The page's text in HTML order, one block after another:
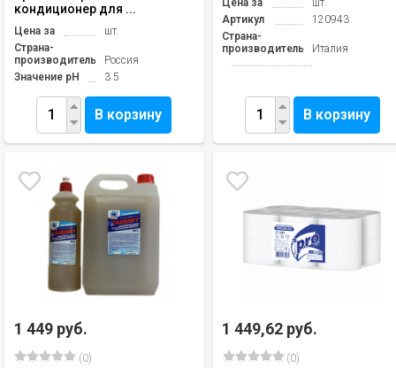
кондиционер для ...
Цена за
шт.
Страна-
производитель
Россия
Значение pH
3.5
В корзину
Цена за
шт.
Артикул
120943
Страна-
производитель
Италия
В корзину
1 449 руб.
(0)
1 449,62 руб.
(0)